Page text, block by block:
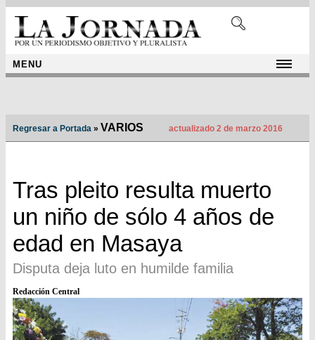
MENU
Regresar a Portada » VARIOS actualizado 2 de marzo 2016
Tras pleito resulta muerto
un niño de sólo 4 años de
edad en Masaya
Disputa deja luto en humilde familia
Redacción Central